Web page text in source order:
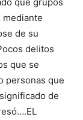
mediante
de su
delitos
que se
personas que
de